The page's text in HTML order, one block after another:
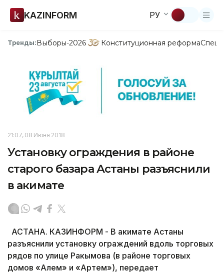
KAZINFORM РУ
Тренды:Выборы-2026 Конституционная реформа
21:07, 08 Июня 2018
Установку ограждения в районе
старого базара Астаны разъяснили
в акимате
АСТАНА. КАЗИНФОРМ - В акимате Астаны
разъяснили установку ограждений вдоль торговых
рядов по улице Ракымова (в районе торговых
домов «Алем» и «Артем»), передает